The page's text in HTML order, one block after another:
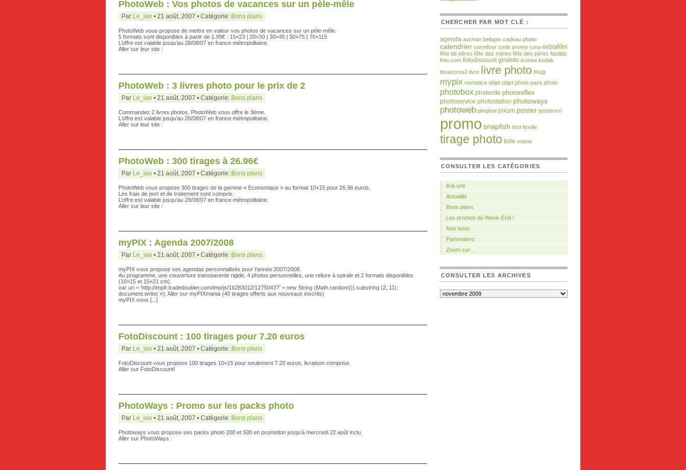
PhotoWeb : Vos photos de vacances sur un pèle-mêle
Par Le_ian • 21 août, 2007 • Catégorie: Bons plans
PhotoWeb vous propose de mettre en valeur vos photos de vacances sur un pèle-mêle.
5 formats sont disponibles à partir de 1.99€ : 15×23 | 20×30 | 30×45 | 50×75 | 76×115
L’offre est valable jusqu’au 28/08/07 en france métropolitaine.
Aller sur leur site :
PhotoWeb : 3 livres photo pour le prix de 2
Par Le_ian • 21 août, 2007 • Catégorie: Bons plans
Commandez 2 livres photos, PhotoWeb vous offre le 3ème.
L’offre est valable jusqu’au 28/08/07 en france métropolitaine.
Aller sur leur site :
PhotoWeb : 300 tirages à 26.96€
Par Le_ian • 21 août, 2007 • Catégorie: Bons plans
PhotoWeb vous propose 300 tirages de la gamme « Economique » au format 10×15 pour 26.96 euros.
Les frais de port et de traitement sont compris.
L’offre est valable jusqu’au 28/08/07 en france métropolitaine.
Aller sur leur site :
myPIX : Agenda 2007/2008
Par Le_ian • 21 août, 2007 • Catégorie: Bons plans
myPIX vous propose ses agendas personnalisés pour l’année 2007/2008.
Au programme, une couverture transparente rigide, 4 photos personnelles, une reliure à spirale et 2 formats disponibles
(10×15 et 15×21 cm).
var uri = ‘http://impfr.tradedoubler.com/imp/js/16283012/1275043?’ + new String (Math.random()).substring (2, 11);
document.write( »); Aller sur myPIXmania (40 tirages offerts aux nouveaux inscrits)
myPIX vous [...]
FotoDiscount : 100 tirages pour 7.20 euros
Par Le_ian • 21 août, 2007 • Catégorie: Bons plans
FotoDiscount vous propose 100 tirages 10×15 pour seulement 7.20 euros, livraison comprise.
Aller sur FotoDiscount!
PhotoWays : Promo sur les packs photo
Par Le_ian • 21 août, 2007 • Catégorie: Bons plans
Photoways vous propose ses packs photo 200 et 500 en promotion jusqu’à mercredi 22 août inclu.
Aller sur PhotoWays :
CHERCHER PAR MOT CLÉ :
agenda auchan bellapix cadeau photo
calendrier carrefour code promo cora extrafilm
fête de pères fête des mères fête des pères fastlab
foto.com fotodiscount girafoto iconea kodak
lesaccros2 livre livre photo mug
mypix nomatica objet objet photo pack photo
photobox photocite photoreflex
photoservice photostation photoways
photoweb pixiphot pixum poster posterxxl
promo snapfish test textile
tirage photo toile voeux
CONSULTER LES CATÉGORIES
A la une
Actualité
Bons plans
Les promos du Week-End !
Nos tests
Partenaires
Zoom sur…
CONSULTER LES ARCHIVES